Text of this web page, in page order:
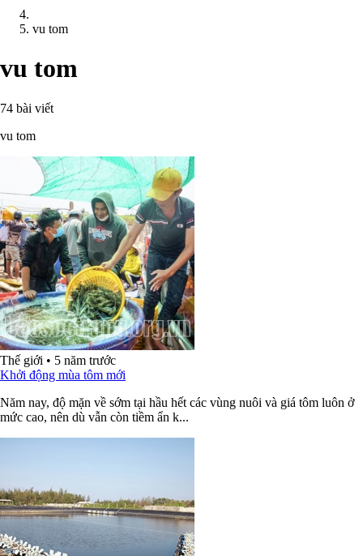
vu tom
vu tom
74 bài viết
vu tom
Thế giới • 5 năm trước
Khởi động mùa tôm mới
Năm nay, độ mặn về sớm tại hầu hết các vùng nuôi và giá tôm luôn ở
mức cao, nên dù vẫn còn tiềm ẩn k...